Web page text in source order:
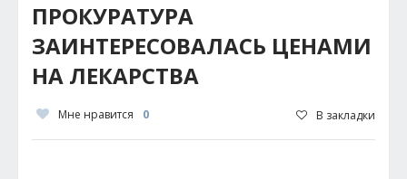
ПРОКУРАТУРА
ЗАИНТЕРЕСОВАЛАСЬ ЦЕНАМИ
НА ЛЕКАРСТВА
Мне нравится 0 В закладки